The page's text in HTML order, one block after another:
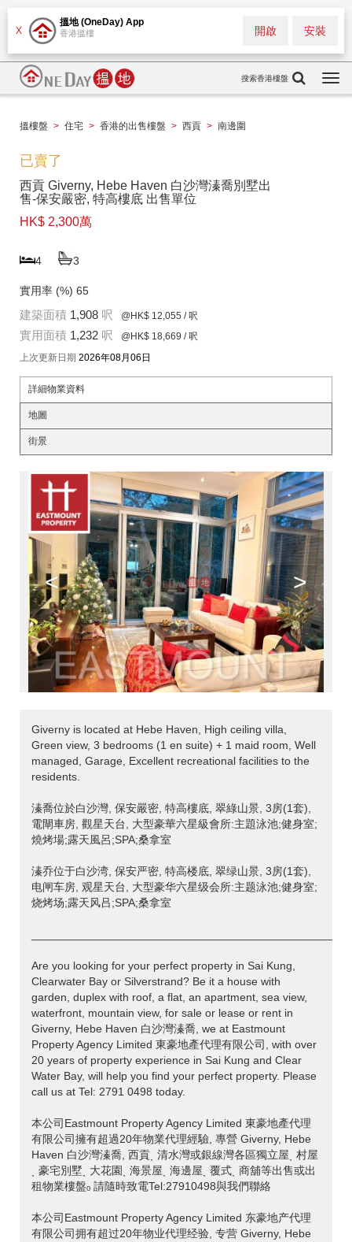
X
搵地 (OneDay) App
香港搵樓 安裝
開啟
搜索香港樓盤
搵樓盤 > 住宅 > 香港的出售樓盤 > 西貢 > 南邊圍
已賣了
西貢 Giverny, Hebe Haven 白沙灣溱喬別墅出
售-保安嚴密, 特高樓底 出售單位
HK$ 2,300萬
4 3
實用率 (%) 65
建築面積 1,908 呎 @HK$ 12,055 / 呎
實用面積 1,232 呎 @HK$ 18,669 / 呎
上次更新日期 2026年08月06日
詳細物業資料
地圖
街景
< >
Giverny is located at Hebe Haven, High ceiling villa,
Green view, 3 bedrooms (1 en suite) + 1 maid room, Well
managed, Garage, Excellent recreational facilities to the
residents.
溱喬位於白沙灣, 保安嚴密, 特高樓底, 翠綠山景, 3房(1套),
電閘車房, 觀星天台, 大型豪華六星級會所:主題泳池;健身室;
燒烤場;露天風呂;SPA;桑拿室
溱乔位于白沙湾, 保安严密, 特高楼底, 翠绿山景, 3房(1套),
电闸车房, 观星天台, 大型豪华六星级会所:主题泳池;健身室;
烧烤场;露天风吕;SPA;桑拿室
Are you looking for your perfect property in Sai Kung,
Clearwater Bay or Silverstrand? Be it a house with
garden, duplex with roof, a flat, an apartment, sea view,
waterfront, mountain view, for sale or lease or rent in
Giverny, Hebe Haven 白沙灣溱喬, we at Eastmount
Property Agency Limited 東豪地產代理有限公司, with over
20 years of property experience in Sai Kung and Clear
Water Bay, will help you find your perfect property. Please
call us at Tel: 2791 0498 today.
本公司Eastmount Property Agency Limited 東豪地產代理
有限公司擁有超過20年物業代理經驗, 專營 Giverny, Hebe
Haven 白沙灣溱喬, 西貢ˎ 清水灣或銀線灣各區獨立屋ˎ 村屋
ˎ 豪宅別墅ˎ 大花園ˎ 海景屋ˎ 海邊屋ˎ 覆式ˎ 商舖等出售或出
租物業樓盤ₒ 請隨時致電Tel:27910498與我們聯絡
本公司Eastmount Property Agency Limited 东豪地产代理
有限公司拥有超过20年物业代理经验, 专营 Giverny, Hebe